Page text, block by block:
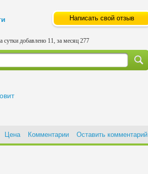
Написать свой отзыв
сутки добавлено 11, за месяц 277
Цена Комментарии Оставить комментарий